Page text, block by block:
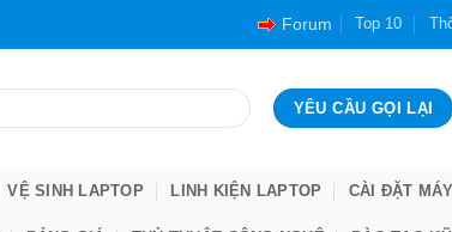
Forum Top 10
VỆ SINH LAPTOP LINH KIỆN LAPTOP CÀI ĐẶT